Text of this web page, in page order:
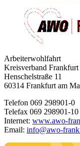
Arbeiterwohlfahrt
Kreisverband
Henschelstraße 11
60314 Frankfurt am
Telefon 069 298901-0
Telefax 069 298901-10
Internet: www.awo-
Email: info@awo-